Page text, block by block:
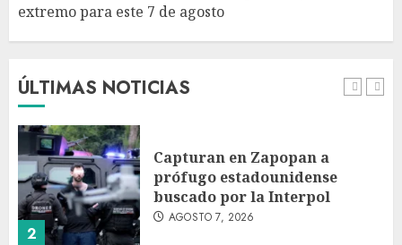
extremo para este 7 de agosto
ÚLTIMAS NOTICIAS
1
Michoacán intensifica
AGOSTO 7, 2026
2
Capturan en Zapopan a
prófugo estadounidense
buscado por la Interpol
AGOSTO 7, 2026